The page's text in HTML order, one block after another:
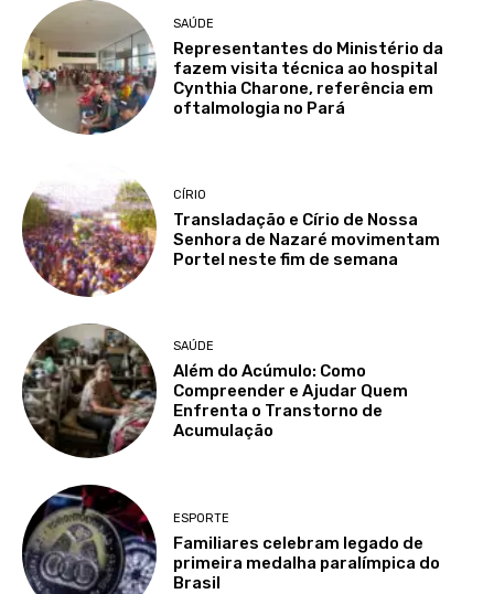
SAÚDE
Representantes do Ministério da
fazem visita técnica ao hospital
Cynthia Charone, referência em
oftalmologia no Pará
CÍRIO
Transladação e Círio de Nossa
Senhora de Nazaré movimentam
Portel neste fim de semana
SAÚDE
Além do Acúmulo: Como
Compreender e Ajudar Quem
Enfrenta o Transtorno de
Acumulação
ESPORTE
Familiares celebram legado de
primeira medalha paralímpica do
Brasil